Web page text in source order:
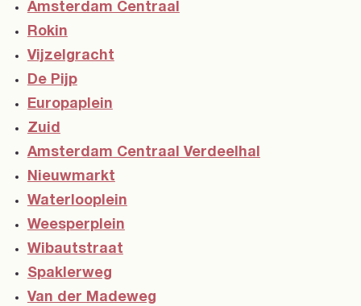
Amsterdam Centraal
Rokin
Vijzelgracht
De Pijp
Europaplein
Zuid
Amsterdam Centraal Verdeelhal
Nieuwmarkt
Waterlooplein
Weesperplein
Wibautstraat
Spaklerweg
Van der Madeweg